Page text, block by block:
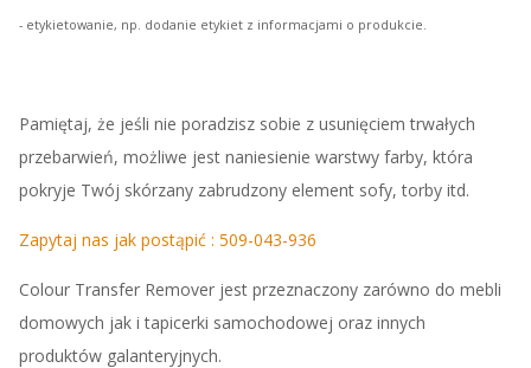
- etykietowanie, np. dodanie etykiet z informacjami o produkcie.
Pamiętaj, że jeśli nie poradzisz sobie z usunięciem trwałych
przebarwień, możliwe jest naniesienie warstwy farby, która
pokryje Twój skórzany zabrudzony element sofy, torby itd.
Zapytaj nas jak postąpić : 509-043-936
Colour Transfer Remover jest przeznaczony zarówno do mebli
domowych jak i tapicerki samochodowej oraz innych
produktów galanteryjnych.